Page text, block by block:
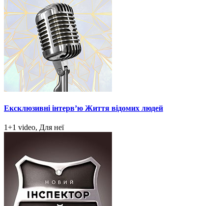
Ексклюзивні інтерв’ю Життя відомих людей
1+1 video, Для неї